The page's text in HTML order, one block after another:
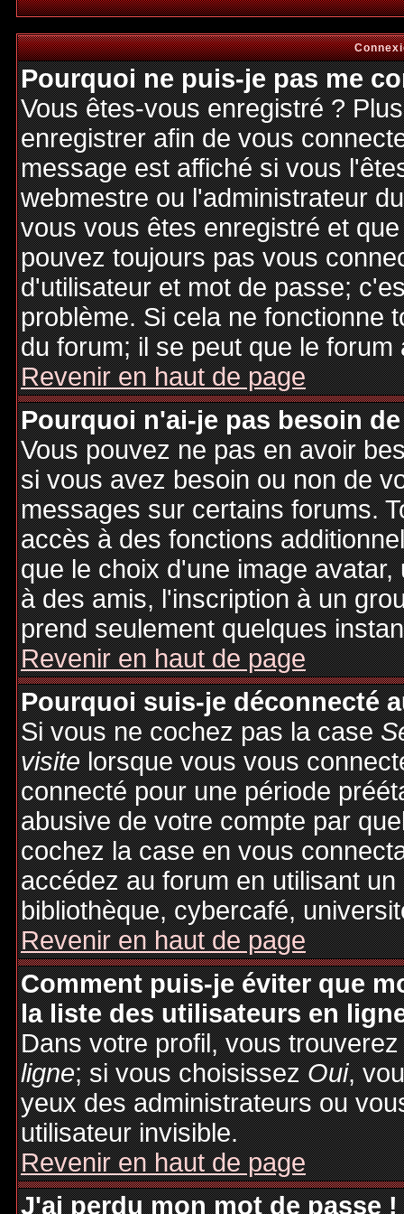
Pourquoi ne puis-je pas me
Vous êtes-vous enregistré ?
enregistrer afin de vous
message est affiché si vous
webmestre ou l'administrateur
vous vous êtes enregistré et
pouvez toujours pas vous
d'utilisateur et mot de passe;
problème. Si cela ne fonctionne
du forum; il se peut que le
Revenir en haut de page
Pourquoi n'ai-je pas besoin
Vous pouvez ne pas en avoir
si vous avez besoin ou non de
messages sur certains forums.
accès à des fonctions
que le choix d'une image
à des amis, l'inscription à un
prend seulement quelques
Revenir en haut de page
Pourquoi suis-je déconnecté
Si vous ne cochez pas la case
visitelorsque vous vous
connecté pour une période
abusive de votre compte par
cochez la case en vous
accédez au forum en utilisant
bibliothèque, cybercafé,
Revenir en haut de page
Comment puis-je éviter que
la liste des utilisateurs en
Dans votre profil, vous
ligne; si vous choisissezOui,
yeux des administrateurs ou
utilisateur invisible.
Revenir en haut de page
J'ai perdu mon mot de passe !